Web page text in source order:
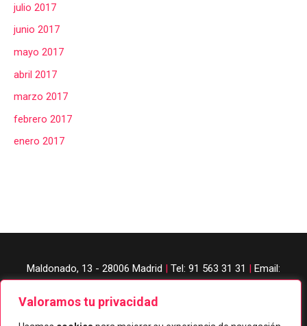
Valoramos tu privacidad
julio 2017
junio 2017
mayo 2017
abril 2017
marzo 2017
febrero 2017
enero 2017
Maldonado, 13 - 28006 Madrid | Tel: 91 563 31 31 | Email: